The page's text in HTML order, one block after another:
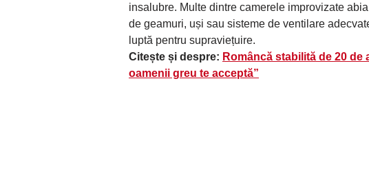
insalubre. Multe dintre camerele improvizate
de geamuri, uși sau sisteme de ventilare
luptă pentru supraviețuire.
Citește și despre: Româncă stabilită de 20
oamenii greu te acceptă”